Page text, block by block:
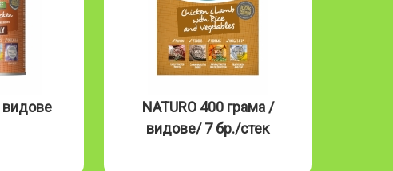
NATURO 400 грама /
видове/ 7 бр./стек